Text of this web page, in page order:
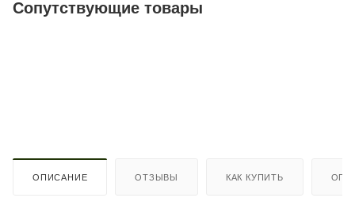
Сопутствующие товары
ОПИСАНИЕ ОТЗЫВЫ КАК КУПИТЬ